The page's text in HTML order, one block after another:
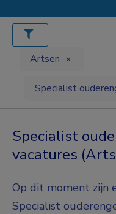
Artsen
Specialist
Specialist
vacatures
Op dit moment zijn
Specialist